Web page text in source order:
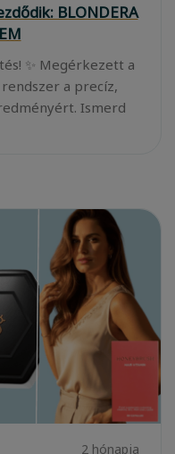
BLONDERA
✨ Megérkezett a
a precíz,
Ismerd
2 hónapja